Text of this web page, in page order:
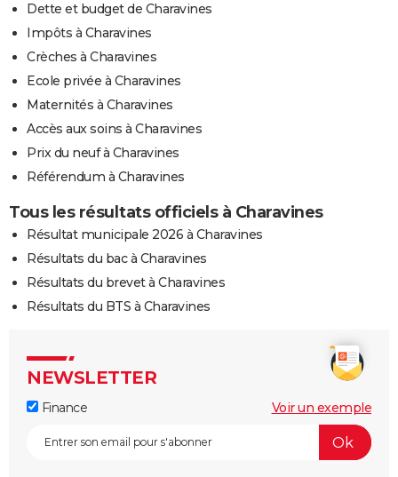
Dette et budget de Charavines
Impôts à Charavines
Crèches à Charavines
Ecole privée à Charavines
Maternités à Charavines
Accès aux soins à Charavines
Prix du neuf à Charavines
Référendum à Charavines
Tous les résultats officiels à Charavines
Résultat municipale 2026 à Charavines
Résultats du bac à Charavines
Résultats du brevet à Charavines
Résultats du BTS à Charavines
NEWSLETTER
Finance Voir un exemple